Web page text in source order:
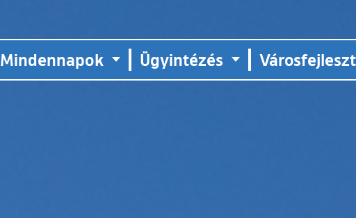
Mindennapok Ügyintézés